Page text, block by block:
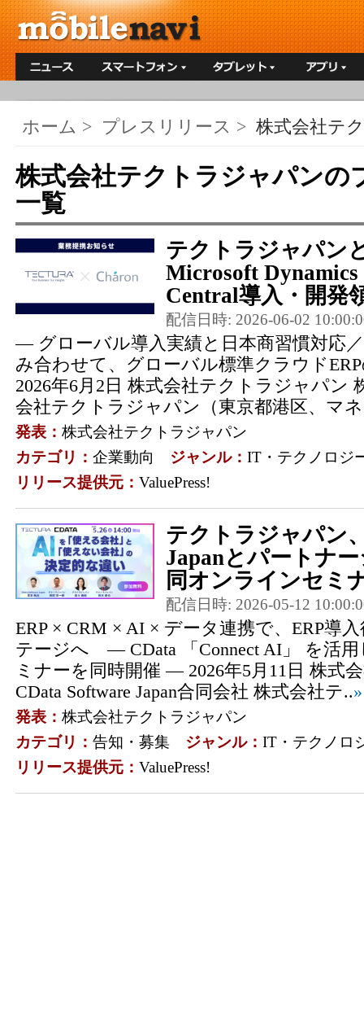
ホーム > プレスリリース > 株式会社テ
株式会社テクトラジャパンの
一覧
テクトラジャパン
Microsoft Dynamics
Central導入・開発
配信日時: 2026-06-02
— グローバル導入実績と日本商習慣対応
み合わせて、グローバル標準クラウド
2026年6月2日 株式会社テクトラジャパン
会社テクトラジャパン（東京都港区、マ
発表： 株式会社テクトラジャパン
カテゴリ： 企業動向 ジャンル： IT・テクノロジ
リリース提供元： ValuePress!
テクトラジャパン
Japanとパートナ
同オンラインセミ
配信日時: 2026-05-12
ERP × CRM × AI × データ連携で、ERP導
テージへ ― CData 「Connect AI」 を活
ミナーを同時開催 ― 2026年5月11日 株式
CData Software Japan合同会社 株式会社テ..
発表： 株式会社テクトラジャパン
カテゴリ： 告知・募集 ジャンル： IT・テクノロ
リリース提供元： ValuePress!